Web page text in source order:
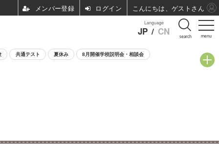
menu
Language
JP / CN search
共通テスト 夏休み 8月開催学校説明会・相談会
ログイン こんにちは、ゲストさん